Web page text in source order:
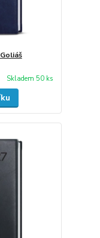
Skladem 50 ks